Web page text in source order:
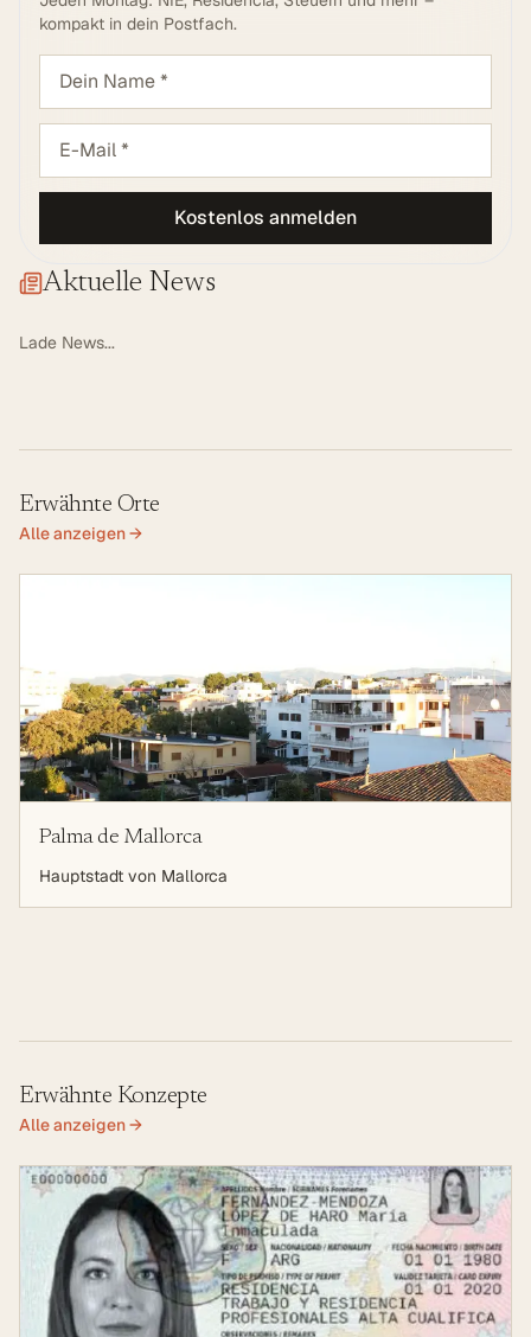
kompakt in dein Postfach.
Kostenlos anmelden
Aktuelle News
Lade News...
Erwähnte Orte
Alle anzeigen →
Palma de Mallorca
Hauptstadt von Mallorca
Erwähnte Konzepte
Alle anzeigen →